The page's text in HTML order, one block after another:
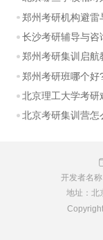
郑州考研机构避雷
长沙考研辅导与
郑州考研集训启航
郑州考研班哪个
北京理工大学考
北京考研集训营
开发者名
地址：北